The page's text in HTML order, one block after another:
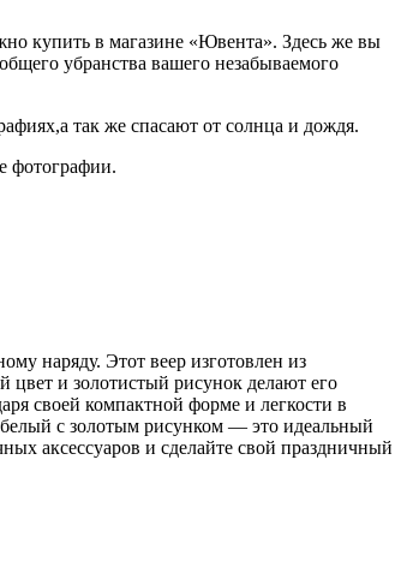
купить в магазине «Ювента». Здесь же вы
убранства вашего незабываемого
так же спасают от солнца и дождя.
фотографии.
наряду. Этот веер изготовлен из
цвет и золотистый рисунок делают его
своей компактной форме и легкости в
с золотым рисунком — это идеальный
аксессуаров и сделайте свой праздничный